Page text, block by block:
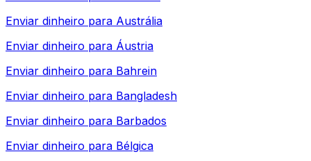
Enviar dinheiro para Austrália
Enviar dinheiro para Áustria
Enviar dinheiro para Bahrein
Enviar dinheiro para Bangladesh
Enviar dinheiro para Barbados
Enviar dinheiro para Bélgica